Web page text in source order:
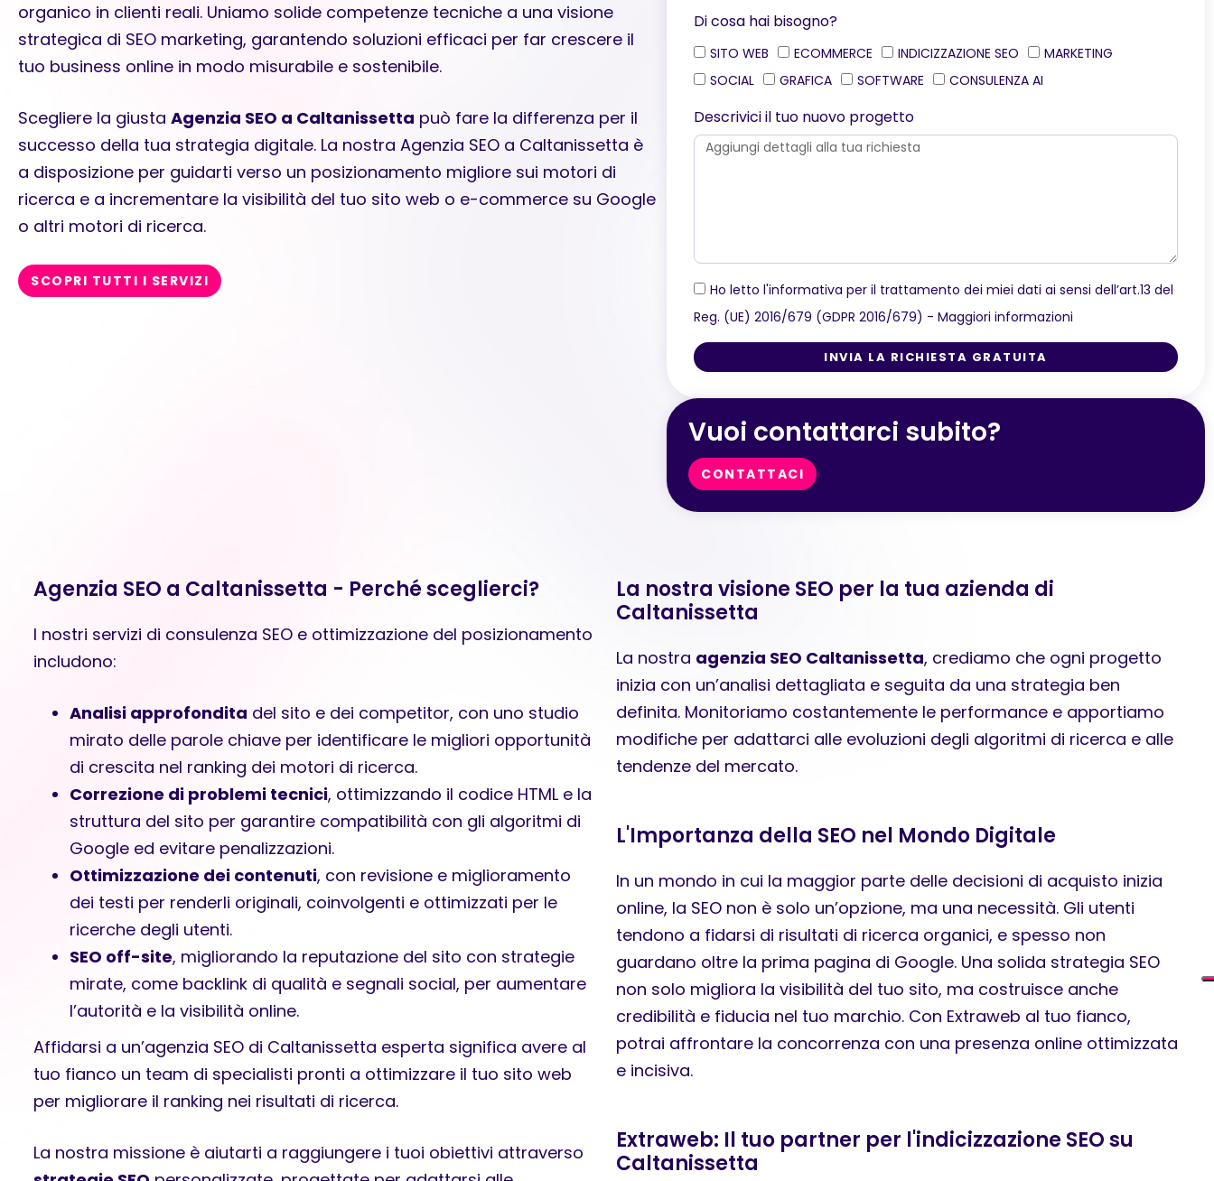
organico in clienti reali. Uniamo solide competenze tecniche a una visione
strategica di SEO marketing, garantendo soluzioni efficaci per far crescere il
tuo business online in modo misurabile e sostenibile.
Scegliere la giusta Agenzia SEO a Caltanissetta può fare la differenza per il
successo della tua strategia digitale. La nostra Agenzia SEO a Caltanissetta è
a disposizione per guidarti verso un posizionamento migliore sui motori di
ricerca e a incrementare la visibilità del tuo sito web o e-commerce su Google
o altri motori di ricerca.
SCOPRI TUTTI I SERVIZI
Di cosa hai bisogno?
SITO WEB ECOMMERCE INDICIZZAZIONE SEO
MARKETING
SOCIAL
GRAFICA SOFTWARE CONSULENZA AI
Descrivici il tuo nuovo progetto
Ho letto l'informativa per il trattamento dei miei dati ai sensi dell’art.13 del
Reg. (UE) 2016/679 (GDPR 2016/679) - Maggiori informazioni
INVIA LA RICHIESTA GRATUITA
Vuoi contattarci subito?
CONTATTACI
Agenzia SEO a Caltanissetta - Perché sceglierci?
I nostri servizi di consulenza SEO e ottimizzazione del posizionamento
includono:
Analisi approfondita del sito e dei competitor, con uno studio
mirato delle parole chiave per identificare le migliori opportunità
di crescita nel ranking dei motori di ricerca.
Correzione di problemi tecnici, ottimizzando il codice HTML e la
struttura del sito per garantire compatibilità con gli algoritmi di
Google ed evitare penalizzazioni.
Ottimizzazione dei contenuti, con revisione e miglioramento
dei testi per renderli originali, coinvolgenti e ottimizzati per le
ricerche degli utenti.
SEO off-site, migliorando la reputazione del sito con strategie
mirate, come backlink di qualità e segnali social, per aumentare
l’autorità e la visibilità online.
Affidarsi a un’agenzia SEO di Caltanissetta esperta significa avere al
tuo fianco un team di specialisti pronti a ottimizzare il tuo sito web
per migliorare il ranking nei risultati di ricerca.
La nostra missione è aiutarti a raggiungere i tuoi obiettivi attraverso
La nostra visione SEO per la tua azienda di
Caltanissetta
La nostra agenzia SEO Caltanissetta, crediamo che ogni progetto
inizia con un’analisi dettagliata e seguita da una strategia ben
definita. Monitoriamo costantemente le performance e apportiamo
modifiche per adattarci alle evoluzioni degli algoritmi di ricerca e alle
tendenze del mercato.
L'Importanza della SEO nel Mondo Digitale
In un mondo in cui la maggior parte delle decisioni di acquisto inizia
online, la SEO non è solo un’opzione, ma una necessità. Gli utenti
tendono a fidarsi di risultati di ricerca organici, e spesso non
guardano oltre la prima pagina di Google. Una solida strategia SEO
non solo migliora la visibilità del tuo sito, ma costruisce anche
credibilità e fiducia nel tuo marchio. Con Extraweb al tuo fianco,
potrai affrontare la concorrenza con una presenza online ottimizzata
e incisiva.
Extraweb: Il tuo partner per l'indicizzazione SEO su
Caltanissetta